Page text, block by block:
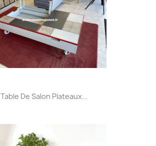
Table De Salon Plateaux...